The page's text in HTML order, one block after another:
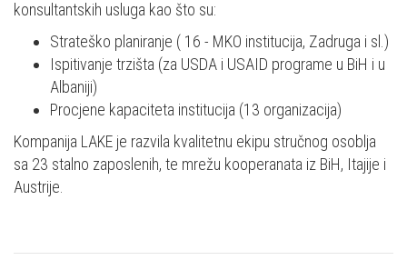
konsultantskih usluga kao što su:
Strateško planiranje ( 16 - MKO institucija, Zadruga i sl.)
Ispitivanje trzišta (za USDA i USAID programe u BiH i u
Albaniji)
Procjene kapaciteta institucija (13 organizacija)
Kompanija LAKE je razvila kvalitetnu ekipu stručnog osoblja
sa 23 stalno zaposlenih, te mrežu kooperanata iz BiH, Itajije i
Austrije.